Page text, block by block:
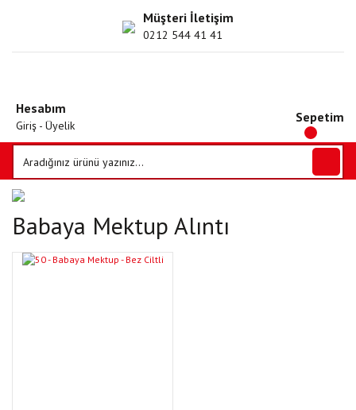
Müşteri İletişim
0212 544 41 41
Hesabım
Giriş - Üyelik
Sepetim
Babaya Mektup Alıntı